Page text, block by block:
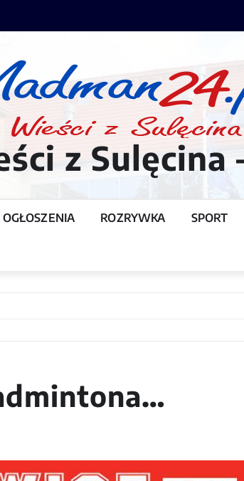
z Sulęcina
OGŁOSZENIA ROZRYWKA SPORT